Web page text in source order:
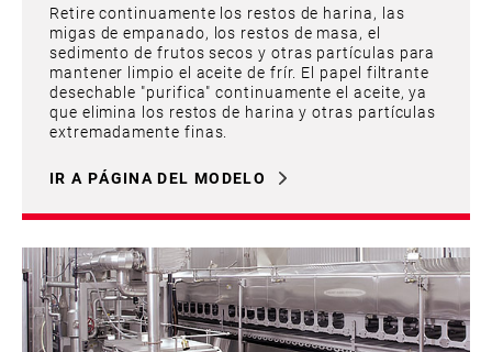
Retire continuamente los restos de harina, las
migas de empanado, los restos de masa, el
sedimento de frutos secos y otras partículas para
mantener limpio el aceite de frír. El papel filtrante
desechable "purifica" continuamente el aceite, ya
que elimina los restos de harina y otras partículas
extremadamente finas.
IR A PÁGINA DEL MODELO